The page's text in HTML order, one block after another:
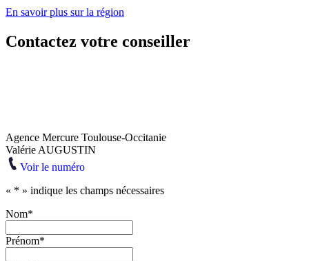
En savoir plus sur la région
Contactez votre conseiller
Agence Mercure Toulouse-Occitanie
Valérie AUGUSTIN
Voir le numéro
« * » indique les champs nécessaires
Nom*
Prénom*